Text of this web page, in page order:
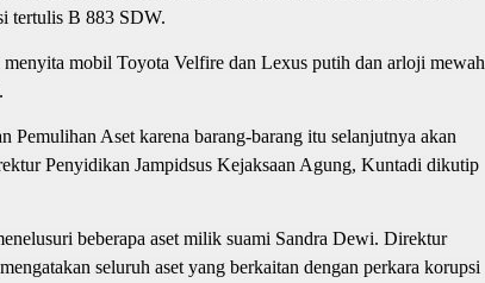
tertulis B 883 SDW.
mobil Toyota Velfire dan Lexus putih dan arloji mewah
Pemulihan Aset karena barang-barang itu selanjutnya akan
Penyidikan Jampidsus Kejaksaan Agung, Kuntadi dikutip
beberapa aset milik suami Sandra Dewi. Direktur
seluruh aset yang berkaitan dengan perkara korupsi